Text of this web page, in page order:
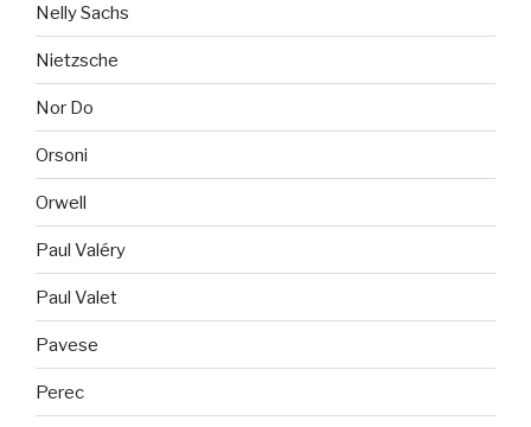
Nelly Sachs
Nietzsche
Nor Do
Orsoni
Orwell
Paul Valéry
Paul Valet
Pavese
Perec